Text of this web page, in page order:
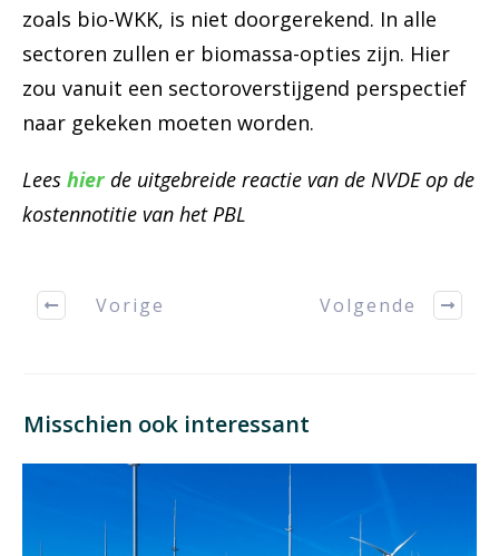
zoals bio-WKK, is niet doorgerekend. In alle
sectoren zullen er biomassa-opties zijn. Hier
zou vanuit een sectoroverstijgend perspectief
naar gekeken moeten worden.
Lees hier de uitgebreide reactie van de NVDE op de
kostennotitie van het PBL
Vorige Volgende
Misschien ook interessant